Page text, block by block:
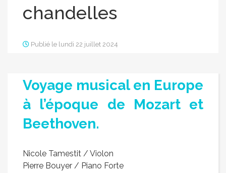
chandelles
Publié le lundi 22 juillet 2024
Voyage musical en Europe
à l’époque de Mozart et
Beethoven.
Nicole Tamestit / Violon
Pierre Bouyer / Piano Forte